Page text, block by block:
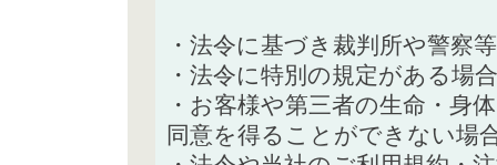
・法令に基づき裁判所や警察
・法令に特別の規定がある場合
・お客様や第三者の生命・身
同意を得ることができない場